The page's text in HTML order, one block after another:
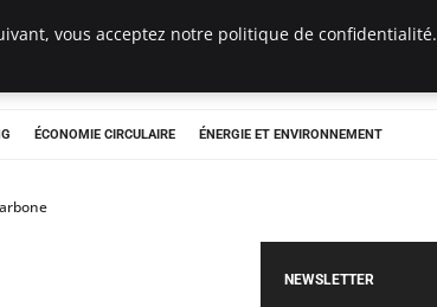
ÉCONOMIE CIRCULAIRE ÉNERGIE ET ENVIRONNEMENT
NEWSLETTER
vous acceptez notre politique de confidentialité.